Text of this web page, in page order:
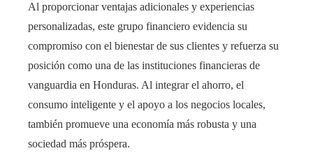
Al proporcionar ventajas adicionales y experiencias
personalizadas, este grupo financiero evidencia su
compromiso con el bienestar de sus clientes y refuerza su
posición como una de las instituciones financieras de
vanguardia en Honduras. Al integrar el ahorro, el
consumo inteligente y el apoyo a los negocios locales,
también promueve una economía más robusta y una
sociedad más próspera.